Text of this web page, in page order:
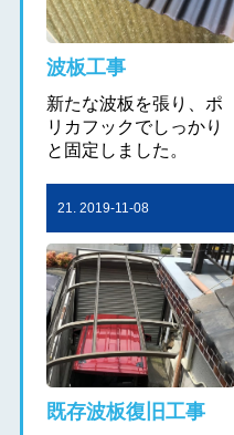
波板工事
新たな波板を張り、ポ
リカフックでしっかり
と固定しました。
21. 2019-11-08
既存波板復旧工事